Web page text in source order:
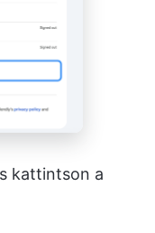
kattintson a